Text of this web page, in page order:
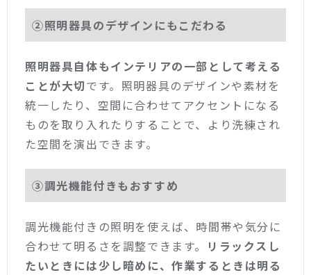
②照明器具のデザインにもこだわる
照明器具自体もインテリアの一部として考える
ことが大切です。照明器具のデザインや素材を
統一したり、空間に合わせてアクセントになる
ものを取り入れたりすることで、より洗練され
た空間を演出できます。
③調光機能付きもおすすめ
調光機能付きの照明を使えば、時間帯や気分に
合わせて明るさを調整できます。
リラックスし
たいときには少し暗めに、作業するときは明る